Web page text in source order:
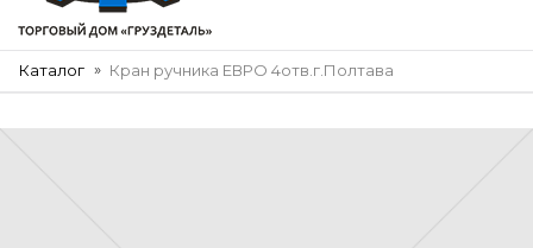
Каталог Кран ручника ЕВРО 4отв.г.Полтава